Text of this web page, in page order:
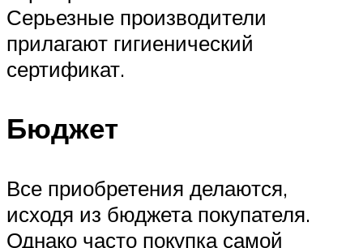
Серьезные производители
прилагают гигиенический
сертификат.
Бюджет
Все приобретения делаются,
исходя из бюджета покупателя.
Однако часто покупка самой